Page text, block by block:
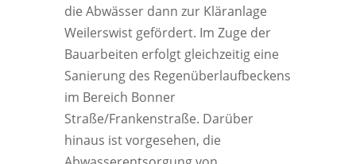
die Abwässer dann zur Kläranlage
Weilerswist gefördert. Im Zuge der
Bauarbeiten erfolgt gleichzeitig eine
Sanierung des Regenüberlaufbeckens
im Bereich Bonner
Straße/Frankenstraße. Darüber
hinaus ist vorgesehen, die